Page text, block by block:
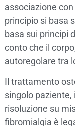
associazione
principio si basa
basa sui principi
conto che il
autoregolare tra
Il trattamento
singolo paziente,
risoluzione su
fibromialgia è